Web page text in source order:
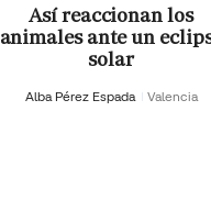
Así reaccionan los
animales ante un
solar
Alba Pérez Espada Valencia